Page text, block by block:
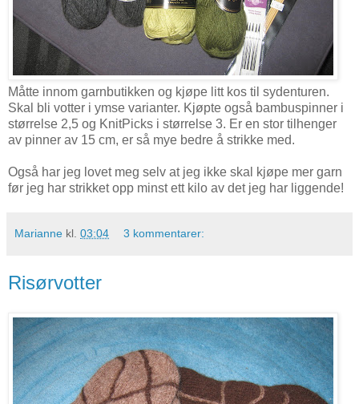
Måtte innom garnbutikken og kjøpe litt kos til sydenturen.
Skal bli votter i ymse varianter. Kjøpte også bambuspinner i
størrelse 2,5 og KnitPicks i størrelse 3. Er en stor tilhenger
av pinner av 15 cm, er så mye bedre å strikke med.
Også har jeg lovet meg selv at jeg ikke skal kjøpe mer garn
før jeg har strikket opp minst ett kilo av det jeg har liggende!
Marianne kl. 03:04 3 kommentarer:
Risørvotter